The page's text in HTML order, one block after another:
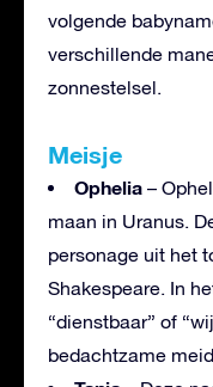
volgende
verschillende
zonnestelsel.
Meisje
Ophelia –
maan in Uranus.
personage uit het
Shakespeare. In
“dienstbaar” of
bedachtzame